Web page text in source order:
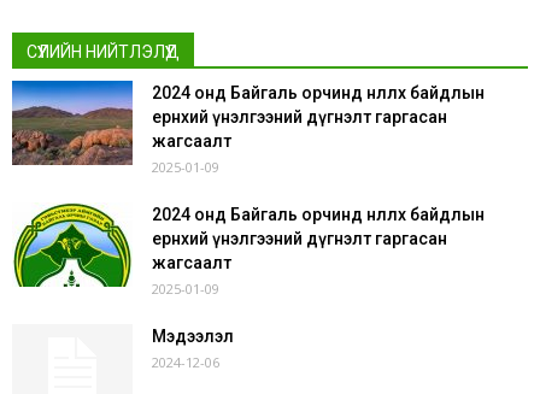
СҮҮЛИЙН НИЙТЛЭЛҮҮД
2024 онд Байгаль орчинд нөлөөлөх байдлын
ерөнхий үнэлгээний дүгнэлт гаргасан
жагсаалт
2025-01-09
2024 онд Байгаль орчинд нөлөөлөх байдлын
ерөнхий үнэлгээний дүгнэлт гаргасан
жагсаалт
2025-01-09
Мэдээлэл
2024-12-06